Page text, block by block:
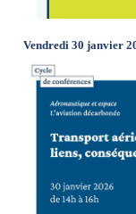
Vendredi 30 janvier